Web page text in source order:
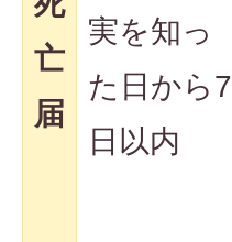
亡
届
実を知っ
た日から7
日以内